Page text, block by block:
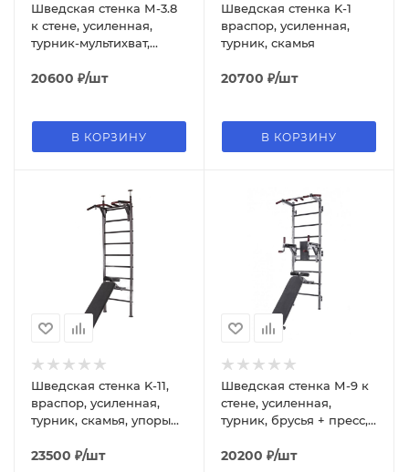
Шведская стенка М-3.8
к стене, усиленная,
турник-мультихват,
штанги
20600 ₽/шт
В КОРЗИНУ
Шведская стенка K-1
враспор, усиленная,
турник, скамья
20700 ₽/шт
В КОРЗИНУ
Шведская стенка K-11,
враспор, усиленная,
турник, скамья, упоры
23500 ₽/шт
Шведская стенка М-9 к
стене, усиленная,
турник, брусья + пресс,
20200 ₽/шт